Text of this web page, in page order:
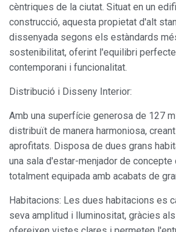
cèntriques de la ciutat. Situat en un
construcció, aquesta propietat d'alt
dissenyada segons els estàndards
sostenibilitat, oferint l'equilibri
contemporani i funcionalitat.
Distribució i Disseny Interior:
Amb una superfície generosa de 127
distribuït de manera harmoniosa,
aprofitats. Disposa de dues grans
una sala d'estar-menjador de concepte
totalment equipada amb acabats de
Habitacions: Les dues habitacions es
seva amplitud i lluminositat, gràcies